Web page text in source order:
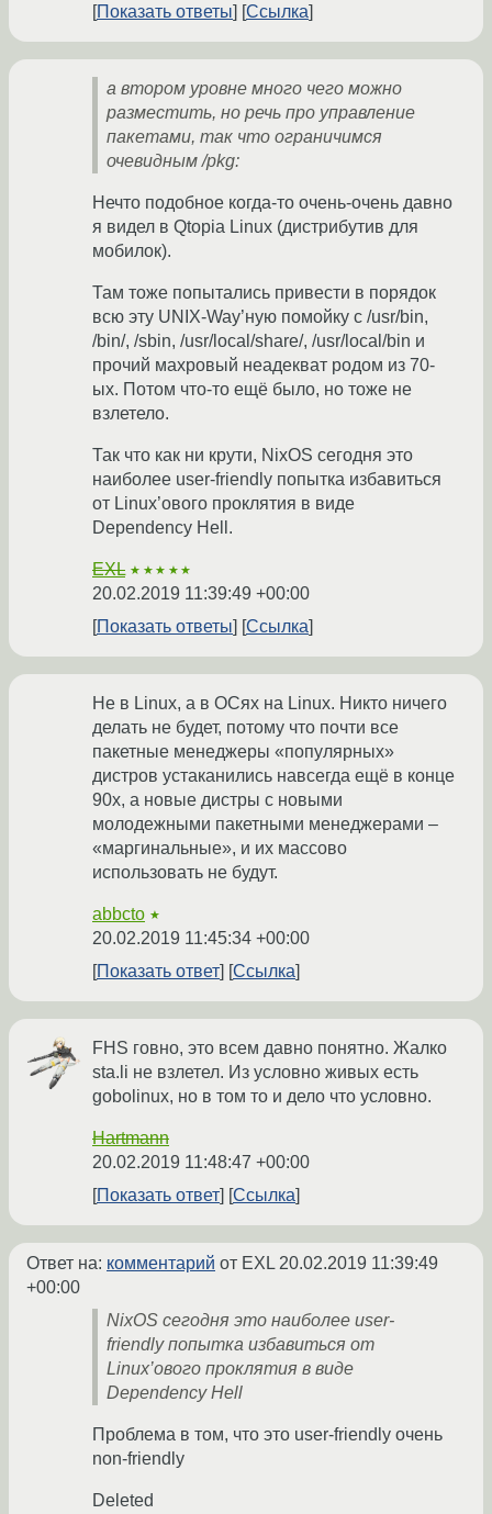
Показать ответы
Ссылка
а втором уровне много чего можно
разместить, но речь про управление
пакетами, так что ограничимся
очевидным /pkg:
Нечто подобное когда-то очень-очень давно
я видел в Qtopia Linux (дистрибутив для
мобилок).
Там тоже попытались привести в порядок
всю эту UNIX-Way’ную помойку с /usr/bin,
/bin/, /sbin, /usr/local/share/, /usr/local/bin и
прочий махровый неадекват родом из 70-
ых. Потом что-то ещё было, но тоже не
взлетело.
Так что как ни крути, NixOS сегодня это
наиболее user-friendly попытка избавиться
от Linux’ового проклятия в виде
Dependency Hell.
EXL ★★★★★
20.02.2019 11:39:49 +00:00
Показать ответы
Ссылка
Не в Linux, а в ОСях на Linux. Никто ничего
делать не будет, потому что почти все
пакетные менеджеры «популярных»
дистров устаканились навсегда ещё в конце
90х, а новые дистры с новыми
молодежными пакетными менеджерами –
«маргинальные», и их массово
использовать не будут.
abbcto ★
20.02.2019 11:45:34 +00:00
Показать ответ
Ссылка
FHS говно, это всем давно понятно. Жалко
sta.li не взлетел. Из условно живых есть
gobolinux, но в том то и дело что условно.
Hartmann
20.02.2019 11:48:47 +00:00
Показать ответ
Ссылка
Ответ на: комментарий от EXL20.02.2019 11:39:49
+00:00
NixOS сегодня это наиболее user-
friendly попытка избавиться от
Linux’ового проклятия в виде
Dependency Hell
Проблема в том, что это user-friendly очень
non-friendly
Deleted